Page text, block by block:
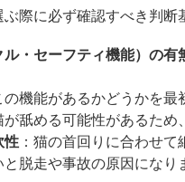
際に必ず確認すべき判断
・セーフティ機能）の有
機能があるかどうかを最
が舐める可能性があるた
性 ：猫の首回りに合わせて
脱走や事故の原因になり